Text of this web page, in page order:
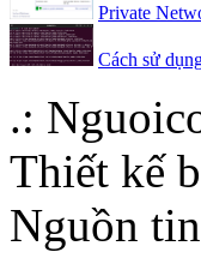
Private
Cách sử
.:
Thiết kế
Nguồn